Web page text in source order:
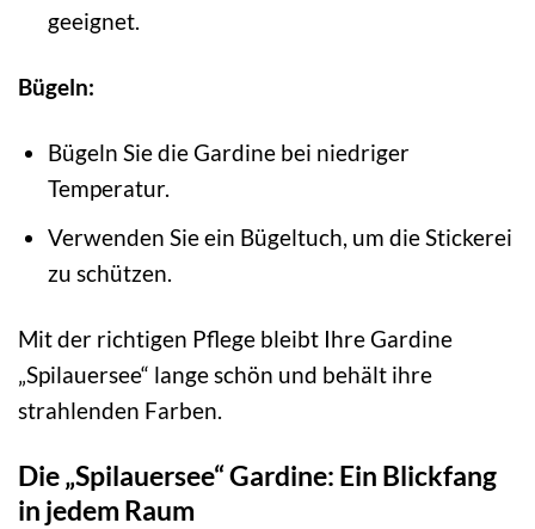
geeignet.
Bügeln:
Bügeln Sie die Gardine bei niedriger
Temperatur.
Verwenden Sie ein Bügeltuch, um die Stickerei
zu schützen.
Mit der richtigen Pflege bleibt Ihre Gardine
„Spilauersee“ lange schön und behält ihre
strahlenden Farben.
Die „Spilauersee“ Gardine: Ein Blickfang
in jedem Raum